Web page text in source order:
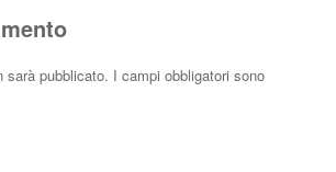
sarà pubblicato. I campi obbligatori sono